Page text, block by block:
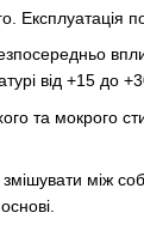
Експлуатація
від +15 до
та мокрого
між